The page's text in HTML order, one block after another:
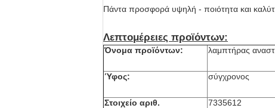
Πάντα προσφορά υψηλή - ποιότητα και
Λεπτομέρειες προϊόντων:
Όνομα προϊόντων: λαμπτήρας
Ύφος: σύγχρονος
Στοιχείο αριθ. 7335612